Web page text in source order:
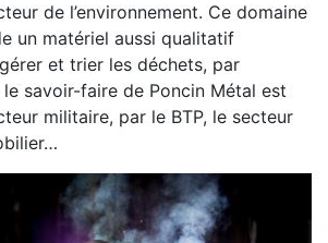
de l’environnement. Ce domaine
un matériel aussi qualitatif
et trier les déchets, par
savoir-faire de Poncin Métal est
militaire, par le BTP, le secteur